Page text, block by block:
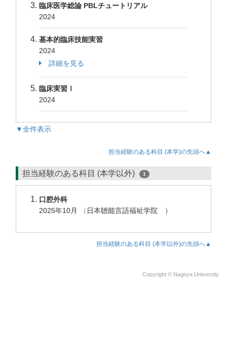
臨床医学総論 PBLチュートリアル
2024
基本的臨床技能実習
2024
詳細を見る
臨床実習Ⅰ
2024
▼全件表示
担当経験のある科目 (本学)の先頭へ▲
担当経験のある科目 (本学以外) 1
口腔外科
2025年10月
（ 日本聴能言語福祉学院 ）
担当経験のある科目 (本学以外)の先頭へ▲
Copyright © Nagoya University